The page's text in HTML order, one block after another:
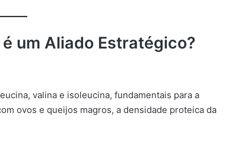
um Aliado Estratégico?
valina e isoleucina, fundamentais para a
ovos e queijos magros, a densidade proteica da